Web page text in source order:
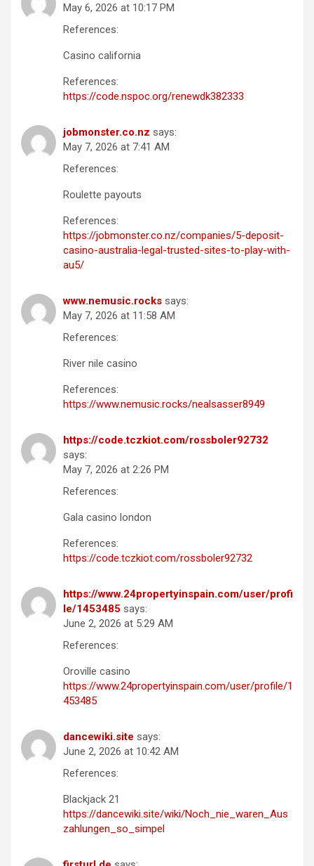
May 6, 2026 at 10:17 PM
References:
Casino california
References:
https://code.nspoc.org/renewdk382333
jobmonster.co.nz says:
May 7, 2026 at 7:41 AM
References:
Roulette payouts
References:
https://jobmonster.co.nz/companies/5-deposit-
casino-australia-legal-trusted-sites-to-play-with-
au5/
www.nemusic.rocks says:
May 7, 2026 at 11:58 AM
References:
River nile casino
References:
https://www.nemusic.rocks/nealsasser8949
https://code.tczkiot.com/rossboler92732
says:
May 7, 2026 at 2:26 PM
References:
Gala casino london
References:
https://code.tczkiot.com/rossboler92732
https://www.24propertyinspain.com/user/profi
le/1453485 says:
June 2, 2026 at 5:29 AM
References:
Oroville casino
https://www.24propertyinspain.com/user/profile/1
453485
dancewiki.site says:
June 2, 2026 at 10:42 AM
References:
Blackjack 21
https://dancewiki.site/wiki/Noch_nie_waren_Aus
zahlungen_so_simpel